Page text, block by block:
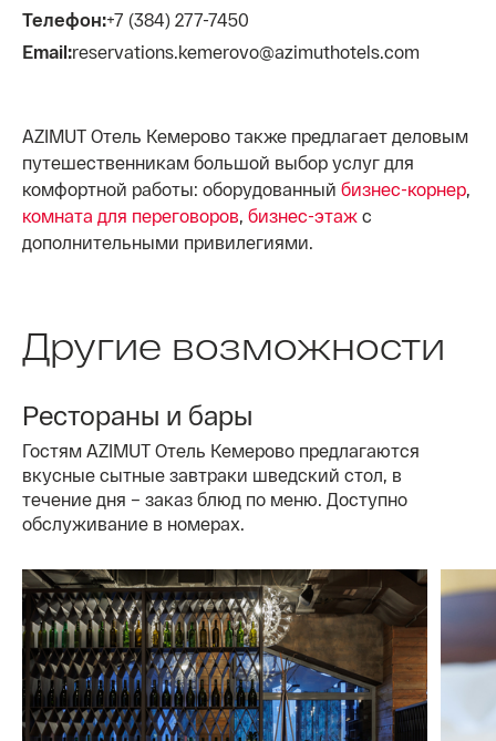
Телефон:+7 (384) 277-7450
Email:reservations.kemerovo@azimuthotels.com
AZIMUT Отель Кемерово также предлагает деловым
путешественникам большой выбор услуг для
комфортной работы: оборудованный бизнес-корнер,
комната для переговоров, бизнес-этаж с
дополнительными привилегиями.
Другие возможности
Рестораны и бары
Гостям AZIMUT Отель Кемерово предлагаются
вкусные сытные завтраки шведский стол, в
течение дня – заказ блюд по меню. Доступно
обслуживание в номерах.